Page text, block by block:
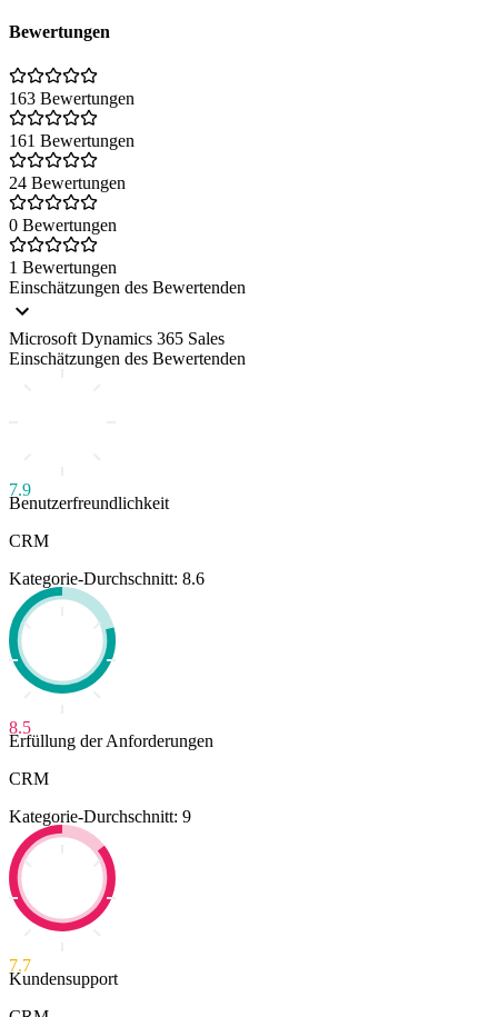
Bewertungen
163 Bewertungen
161 Bewertungen
24 Bewertungen
0 Bewertungen
1 Bewertungen
Einschätzungen des Bewertenden
Microsoft Dynamics 365 Sales
Einschätzungen des Bewertenden
7.9
Benutzerfreundlichkeit
CRM
Kategorie-Durchschnitt: 8.6
8.5
Erfüllung der Anforderungen
CRM
Kategorie-Durchschnitt: 9
7.7
Kundensupport